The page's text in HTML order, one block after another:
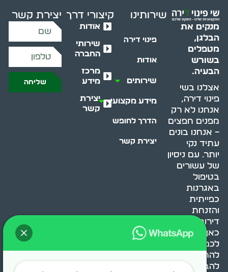
מנקים את
הבלגן,
מטפלים
בשורש
הבעיה.
אצלנו בשי
פינוי דירה,
אנחנו לא רק
מפנים חפצים
– אנחנו בונים
עתיד נקי
יותר. עם ניסיון
של עשורים
בטיפול
באגרנות
כפייתית
והזנחת
דירות, אנחנו
כאן כדי לעזור
לכם
להתמודד,
להבין ולשנות.
שירותינו
פינוי דירה
אודות
שירותים
מידע מקצועי
הדרך לחופש
יצירת קשר
קיצורי דרך
אודות
שירותי
החברה
מרכז
מידע
יצירת
קשר
יצירת קשר
שליחה